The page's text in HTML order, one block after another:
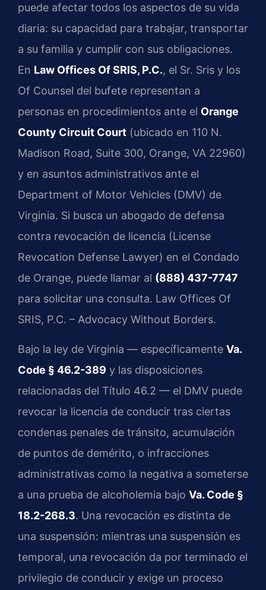
puede afectar todos los aspectos de su vida
diaria: su capacidad para trabajar, transportar
a su familia y cumplir con sus obligaciones.
En Law Offices Of SRIS, P.C., el Sr. Sris y los
Of Counsel del bufete representan a
personas en procedimientos ante el Orange
County Circuit Court (ubicado en 110 N.
Madison Road, Suite 300, Orange, VA 22960)
y en asuntos administrativos ante el
Department of Motor Vehicles (DMV) de
Virginia. Si busca un abogado de defensa
contra revocación de licencia (License
Revocation Defense Lawyer) en el Condado
de Orange, puede llamar al (888) 437-7747
para solicitar una consulta. Law Offices Of
SRIS, P.C. – Advocacy Without Borders.
Bajo la ley de Virginia — específicamente Va.
Code § 46.2-389 y las disposiciones
relacionadas del Título 46.2 — el DMV puede
revocar la licencia de conducir tras ciertas
condenas penales de tránsito, acumulación
de puntos de demérito, o infracciones
administrativas como la negativa a someterse
a una prueba de alcoholemia bajo Va. Code §
18.2-268.3. Una revocación es distinta de
una suspensión: mientras una suspensión es
temporal, una revocación da por terminado el
privilegio de conducir y exige un proceso